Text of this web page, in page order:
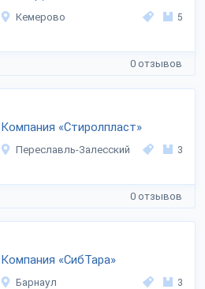
Кемерово 5
0 отзывов
Компания «Стиролпласт»
Переславль-Залесский 3
0 отзывов
Компания «СибТара»
Барнаул 3